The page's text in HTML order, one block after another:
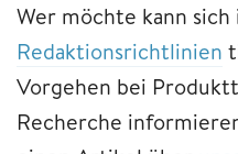
Wer möchte kann sich
Redaktionsrichtlinien
Vorgehen bei
Recherche